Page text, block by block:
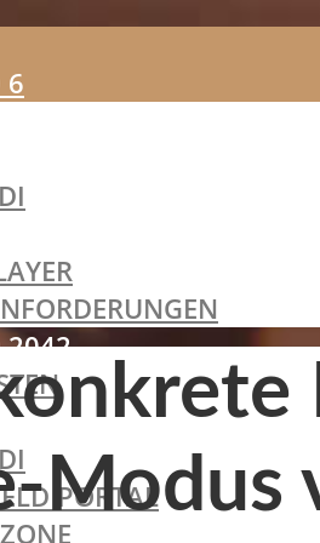
6
2042
PORTAL